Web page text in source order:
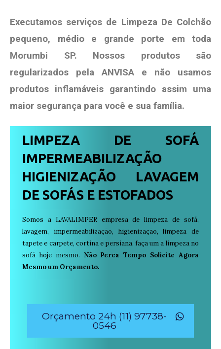
Executamos serviços de Limpeza De Colchão
pequeno, médio e grande porte em toda
Morumbi SP. Nossos produtos são
regularizados pela ANVISA e não usamos
produtos inflamáveis garantindo assim uma
maior segurança para você e sua família.
LIMPEZA DE SOFÁ
IMPERMEABILIZAÇÃO
HIGIENIZAÇÃO LAVAGEM
DE SOFÁS E ESTOFADOS
Somos a LAVALIMPER empresa de limpeza de sofá,
lavagem, impermeabilização, higienização, limpeza de
tapete e carpete, cortina e persiana, faça um a limpeza no
sofá hoje mesmo. Não Perca Tempo Solicite Agora
Mesmo um Orçamento.
Orçamento 24h (11) 97738-
0546